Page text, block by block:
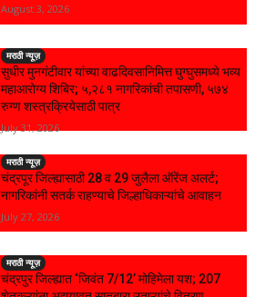
August 3, 2026
मराठी न्यूज़
सुधीर मुनगंटीवार यांच्या वाढदिवसानिमित्त घुग्घुसमध्ये भव्य
महाआरोग्य शिबिर; ५,२८१ नागरिकांची तपासणी, ५७४
रुग्ण शस्त्रक्रियेसाठी पात्र
July 31, 2026
मराठी न्यूज़
चंद्रपूर जिल्ह्यासाठी 28 व 29 जुलैला ऑरेंज अलर्ट;
नागरिकांनी सतर्क राहण्याचे जिल्हाधिकाऱ्यांचे आवाहन
July 27, 2026
मराठी न्यूज़
चंद्रपुर जिल्ह्यात ‘जिवंत 7/12’ मोहिमेला यश; 207